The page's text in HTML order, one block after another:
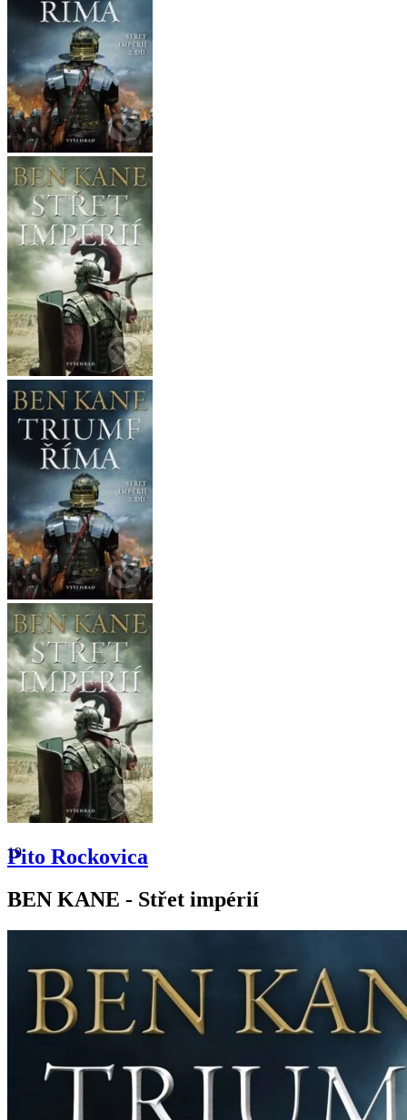
19
Pito Rockovica
BEN KANE - Střet impérií